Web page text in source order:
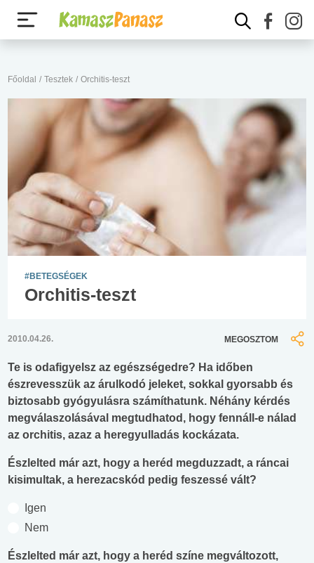
Főoldal / Tesztek / Orchitis-teszt
#BETEGSÉGEK
Orchitis-teszt
2010.04.26. MEGOSZTOM
Te is odafigyelsz az egészségedre? Ha időben
észrevesszük az árulkodó jeleket, sokkal gyorsabb és
biztosabb gyógyulásra számíthatunk. Néhány kérdés
megválaszolásával megtudhatod, hogy fennáll-e nálad
az orchitis, azaz a heregyulladás kockázata.
Észlelted már azt, hogy a heréd megduzzadt, a ráncai
kisimultak, a herezacskód pedig feszessé vált?
Igen
Nem
Észlelted már azt, hogy a heréd színe megváltozott,